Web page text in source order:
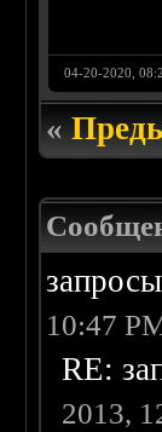
04-20-2020,
«
10:47
RE:
2013,